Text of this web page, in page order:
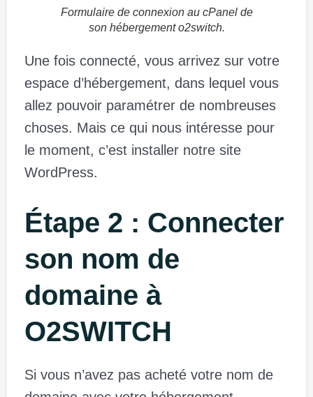
Formulaire de connexion au cPanel de
son hébergement o2switch.
Une fois connecté, vous arrivez sur votre
espace d’hébergement, dans lequel vous
allez pouvoir paramétrer de nombreuses
choses. Mais ce qui nous intéresse pour
le moment, c’est installer notre site
WordPress.
Étape 2 : Connecter
son nom de
domaine à
O2SWITCH
Si vous n’avez pas acheté votre nom de